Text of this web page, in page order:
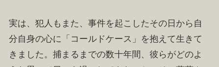
実は、犯人もまた、事件を起こしたその日から自
分自身の心に「コールドケース」を抱えて生きて
きました。捕まるまでの数十年間、彼らがどのよ